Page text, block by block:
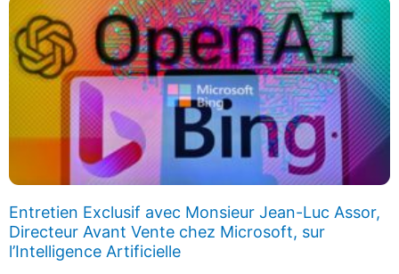
Entretien Exclusif avec Monsieur Jean-Luc Assor,
Directeur Avant Vente chez Microsoft, sur
l’Intelligence Artificielle